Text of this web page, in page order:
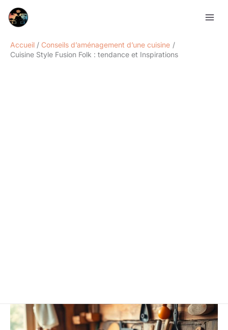
Accueil
Conseils d’aménagement d’une cuisine
Cuisine Style Fusion Folk : tendance et Inspirations
Rechercher